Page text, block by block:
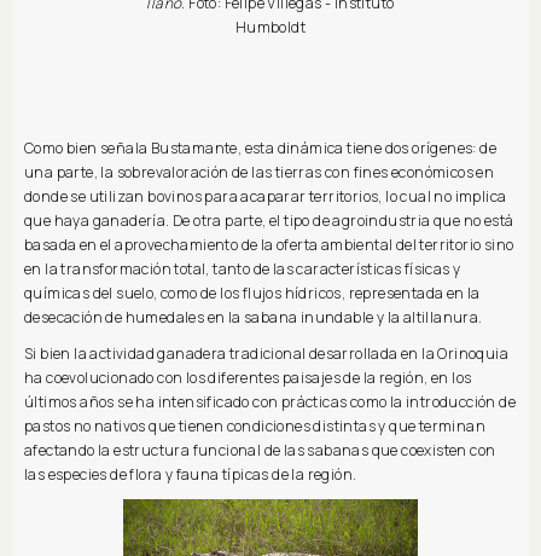
Humboldt
Como bien señala Bustamante, esta dinámica tiene dos orígenes: de
una parte, la sobrevaloración de las tierras con fines económicos en
donde se utilizan bovinos para acaparar territorios, lo cual no implica
que haya ganadería. De otra parte, el tipo de agroindustria que no está
basada en el aprovechamiento de la oferta ambiental del territorio sino
en la transformación total, tanto de las características físicas y
químicas del suelo, como de los flujos hídricos, representada en la
desecación de humedales en la sabana inundable y la altillanura.
Si bien la actividad ganadera tradicional desarrollada en la Orinoquia
ha coevolucionado con los diferentes paisajes de la región, en los
últimos años se ha intensificado con prácticas como la introducción de
pastos no nativos que tienen condiciones distintas y que terminan
afectando la estructura funcional de las sabanas que coexisten con
las especies de flora y fauna típicas de la región.